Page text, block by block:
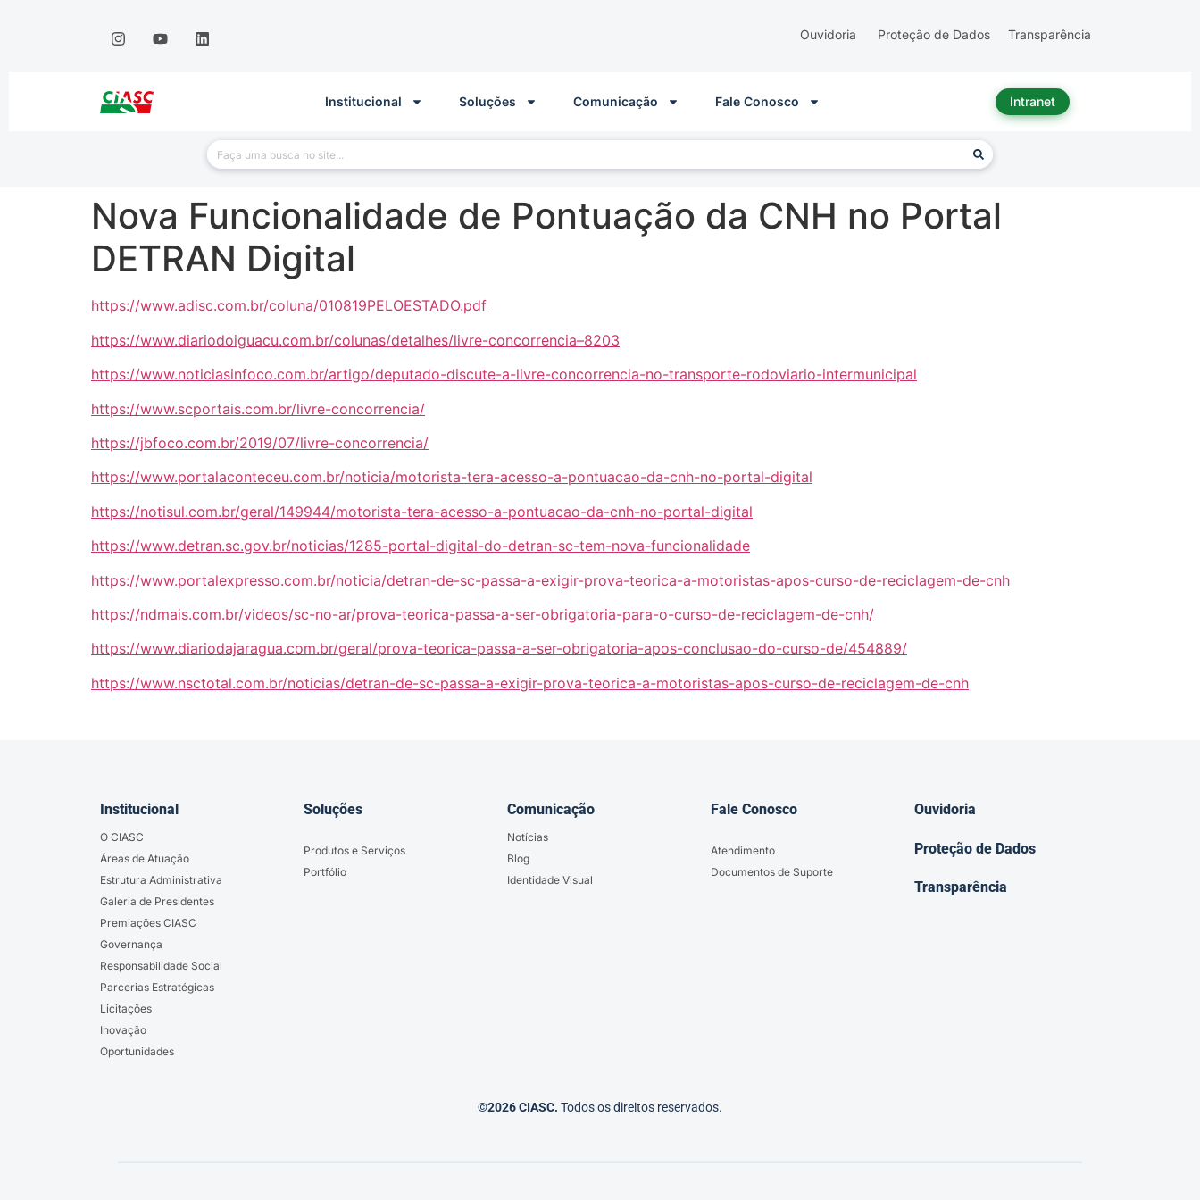
Ouvidoria Proteção de Dados Transparência
Institucional Soluções Comunicação Fale Conosco Intranet
Nova Funcionalidade de Pontuação da CNH no Portal
DETRAN Digital
https://www.adisc.com.br/coluna/010819PELOESTADO.pdf
https://www.diariodoiguacu.com.br/colunas/detalhes/livre-concorrencia–8203
https://www.noticiasinfoco.com.br/artigo/deputado-discute-a-livre-concorrencia-no-transporte-rodoviario-intermunicipal
https://www.scportais.com.br/livre-concorrencia/
https://jbfoco.com.br/2019/07/livre-concorrencia/
https://www.portalaconteceu.com.br/noticia/motorista-tera-acesso-a-pontuacao-da-cnh-no-portal-digital
https://notisul.com.br/geral/149944/motorista-tera-acesso-a-pontuacao-da-cnh-no-portal-digital
https://www.detran.sc.gov.br/noticias/1285-portal-digital-do-detran-sc-tem-nova-funcionalidade
https://www.portalexpresso.com.br/noticia/detran-de-sc-passa-a-exigir-prova-teorica-a-motoristas-apos-curso-de-reciclagem-de-cnh
https://ndmais.com.br/videos/sc-no-ar/prova-teorica-passa-a-ser-obrigatoria-para-o-curso-de-reciclagem-de-cnh/
https://www.diariodajaragua.com.br/geral/prova-teorica-passa-a-ser-obrigatoria-apos-conclusao-do-curso-de/454889/
https://www.nsctotal.com.br/noticias/detran-de-sc-passa-a-exigir-prova-teorica-a-motoristas-apos-curso-de-reciclagem-de-cnh
Institucional
O CIASC
Áreas de Atuação
Estrutura Administrativa
Galeria de Presidentes
Premiações CIASC
Governança
Responsabilidade Social
Parcerias Estratégicas
Licitações
Inovação
Oportunidades
Soluções
Produtos e Serviços
Portfólio
Comunicação
Notícias
Blog
Identidade Visual
Fale Conosco
Atendimento
Documentos de Suporte
Ouvidoria
Proteção de Dados
Transparência
©2026 CIASC. Todos os direitos reservados.